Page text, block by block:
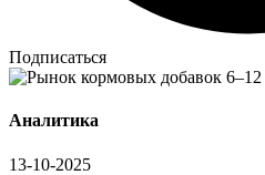
Подписаться
Аналитика
13-10-2025